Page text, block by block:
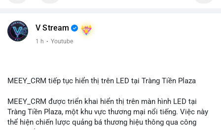
V Stream
1 h · Youtube
MEEY_CRM tiếp tục hiển thị trên LED tại Tràng Tiền Plaza
MEEY_CRM được triển khai hiển thị trên màn hình LED tại
Tràng Tiền Plaza, một khu vực thương mại nổi tiếng. Việc này
thể hiện chiến lược quảng bá thương hiệu thông qua công